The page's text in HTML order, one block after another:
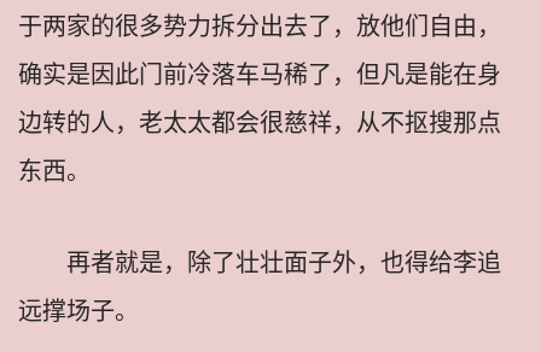
于两家的很多势力拆分出去了，放他们自由，
确实是因此门前冷落车马稀了，但凡是能在身
边转的人，老太太都会很慈祥，从不抠搜那点
东西。
再者就是，除了壮壮面子外，也得给李追
远撑场子。